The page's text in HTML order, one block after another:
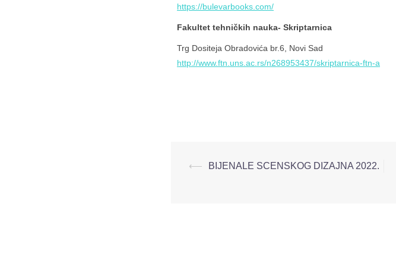
https://bulevarbooks.com/
Fakultet tehničkih nauka- Skriptarnica
Trg Dositeja Obradovića br.6, Novi Sad
http://www.ftn.uns.ac.rs/n268953437/skriptarnica-ftn-a
⟵ BIJENALE SCENSKOG DIZAJNA 2022.